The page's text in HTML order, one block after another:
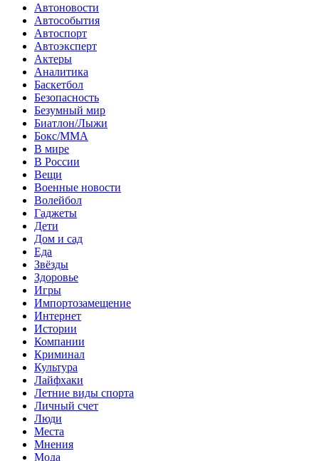
Автоновости
Автособытия
Автоспорт
Автоэксперт
Актеры
Аналитика
Баскетбол
Безопасность
Безумный мир
Биатлон/Лыжи
Бокс/MMA
В мире
В России
Вещи
Военные новости
Волейбол
Гаджеты
Дети
Дом и сад
Еда
Звёзды
Здоровье
Игры
Импортозамещение
Интернет
Истории
Компании
Криминал
Культура
Лайфхаки
Летние виды спорта
Личный счет
Люди
Места
Мнения
Мода